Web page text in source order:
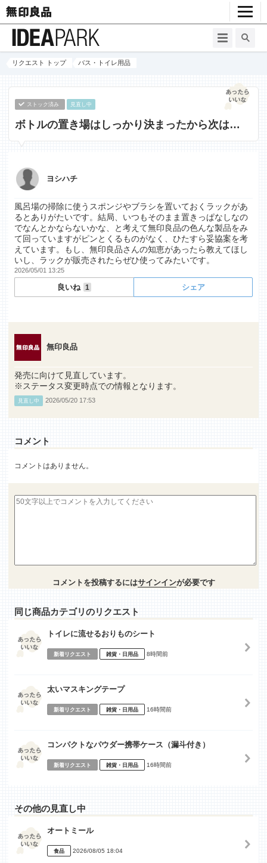
リクエスト トップ バス・トイレ用品
ストック済み 見直し中
ボトルの置き場はしっかり決まったから次は…
ヨシハチ
風呂場の掃除に使うスポンジやブラシを置いておくラックがあ
るとありがたいです。結局、いつもそのまま置きっぱなしなの
でなんとかならないかな、と考えて無印良品の色んな製品をみ
て回っていますがピンとくるものがなく、ひたすら妥協案を考
えています。もし、無印良品さんの知恵があったら教えてほし
いし、ラックが販売されたらぜひ使ってみたいです。
2026/05/01 13:25
良いね 1 シェア
無印良品
発売に向けて見直しています。
※ステータス変更時点での情報となります。
見直し中 2026/05/20 17:53
コメント
コメントはありません。
コメントを投稿するにはサインインが必要です
同じ商品カテゴリのリクエスト
トイレに流せるおりものシート
新着リクエスト 雑貨・日用品 8時間前
太いマスキングテープ
新着リクエスト 雑貨・日用品 16時間前
コンパクトなパウダー携帯ケース（漏斗付き）
新着リクエスト 雑貨・日用品 16時間前
その他の見直し中
オートミール
食品 2026/08/05 18:04